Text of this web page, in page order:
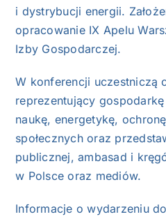
i dystrybucji energii.
opracowanie IX Apelu
Izby Gospodarczej.
W konferencji uczestniczą
reprezentujący
naukę, energetykę,
społecznych oraz
publicznej, ambasad i
w Polsce oraz mediów.
Informacje o wydarzeniu